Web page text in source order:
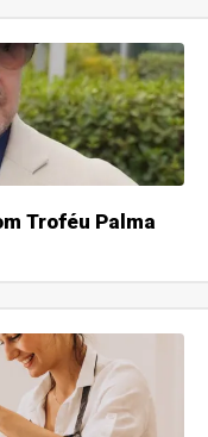
Troféu Palma